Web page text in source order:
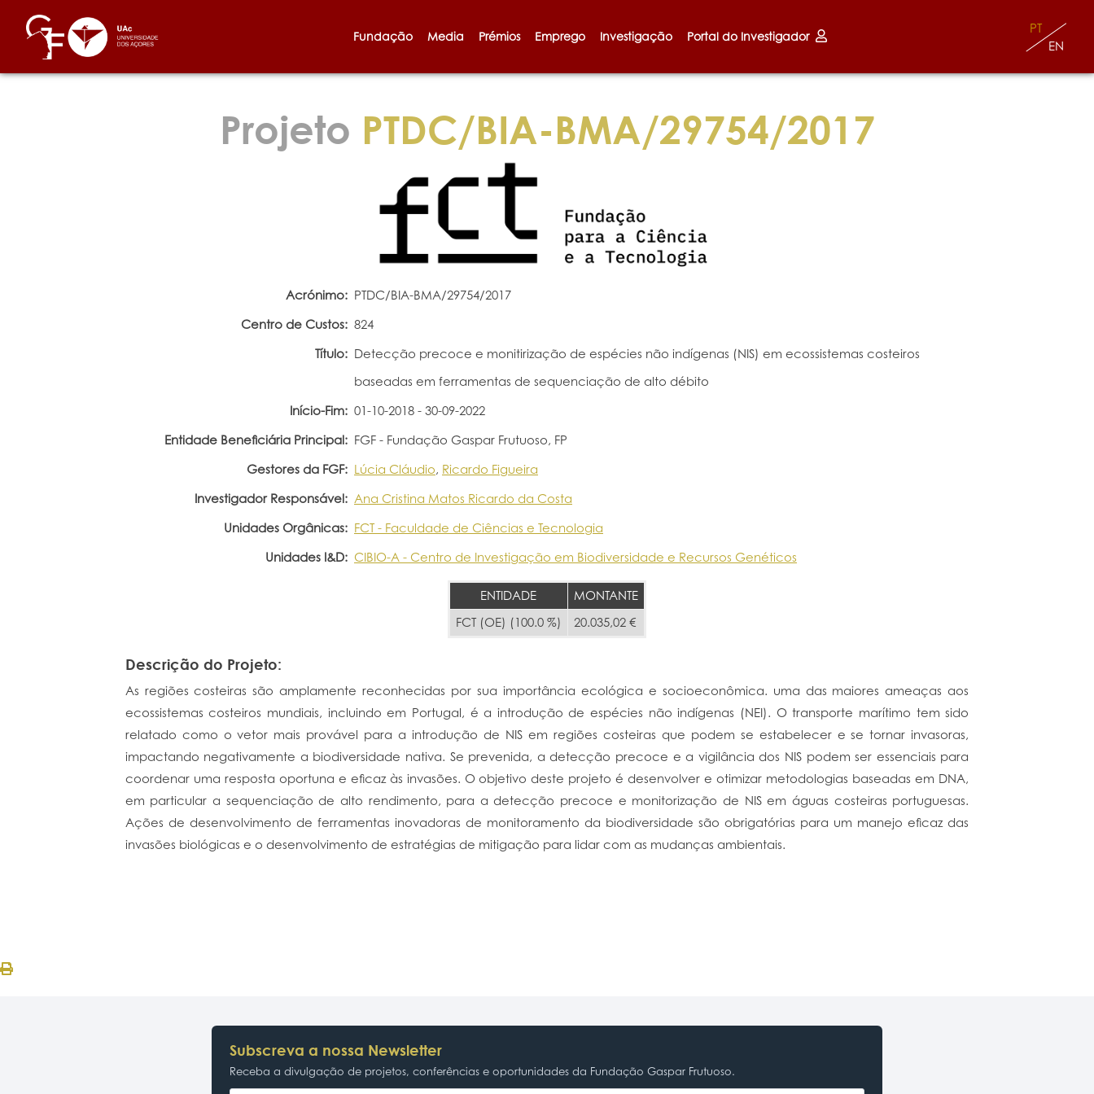
Fundação Media Prémios Emprego Investigação Portal do Investigador
EN
PT
Projeto PTDC/BIA-BMA/29754/2017
Acrónimo: PTDC/BIA-BMA/29754/2017
Centro de Custos: 824
Título: Detecção precoce e monitirização de espécies não indígenas (NIS) em ecossistemas costeiros
baseadas em ferramentas de sequenciação de alto débito
Início-Fim: 01-10-2018 - 30-09-2022
Entidade Beneficiária Principal: FGF - Fundação Gaspar Frutuoso, FP
Gestores da FGF: Lúcia Cláudio, Ricardo Figueira
Investigador Responsável: Ana Cristina Matos Ricardo da Costa
Unidades Orgânicas: FCT - Faculdade de Ciências e Tecnologia
Unidades I&D: CIBIO-A - Centro de Investigação em Biodiversidade e Recursos Genéticos
ENTIDADE
MONTANTE
FCT (OE) (100.0 %)
20.035,02 €
Descrição do Projeto:
As regiões costeiras são amplamente reconhecidas por sua importância ecológica e socioeconômica. uma das maiores ameaças aos
ecossistemas costeiros mundiais, incluindo em Portugal, é a introdução de espécies não indígenas (NEI). O transporte marítimo tem sido
relatado como o vetor mais provável para a introdução de NIS em regiões costeiras que podem se estabelecer e se tornar invasoras,
impactando negativamente a biodiversidade nativa. Se prevenida, a detecção precoce e a vigilância dos NIS podem ser essenciais para
coordenar uma resposta oportuna e eficaz às invasões. O objetivo deste projeto é desenvolver e otimizar metodologias baseadas em DNA,
em particular a sequenciação de alto rendimento, para a detecção precoce e monitorização de NIS em águas costeiras portuguesas.
Ações de desenvolvimento de ferramentas inovadoras de monitoramento da biodiversidade são obrigatórias para um manejo eficaz das
invasões biológicas e o desenvolvimento de estratégias de mitigação para lidar com as mudanças ambientais.
Subscreva a nossa Newsletter
Receba a divulgação de projetos, conferências e oportunidades da Fundação Gaspar Frutuoso.